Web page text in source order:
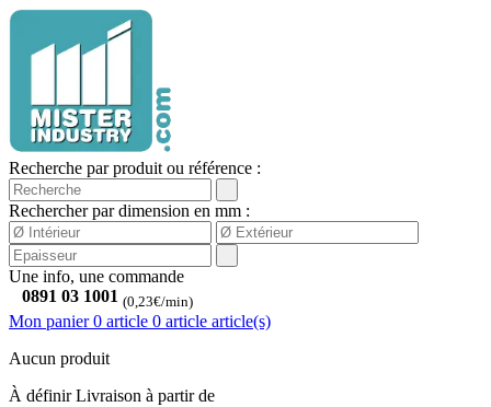
Recherche par produit ou référence :
Rechercher par dimension en mm :
Une info, une commande
0891 03 1001 (0,23€/min)
Mon panier 0 article 0 article article(s)
Aucun produit
À définirLivraison à partir de